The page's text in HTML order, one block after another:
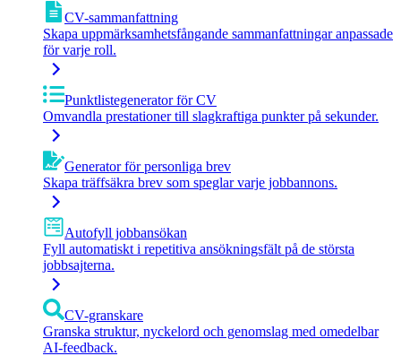
CV-sammanfattning
Skapa uppmärksamhetsfångande sammanfattningar anpassade
för varje roll.
Punktlistegenerator för CV
Omvandla prestationer till slagkraftiga punkter på sekunder.
Generator för personliga brev
Skapa träffsäkra brev som speglar varje jobbannons.
Autofyll jobbansökan
Fyll automatiskt i repetitiva ansökningsfält på de största
jobbsajterna.
CV-granskare
Granska struktur, nyckelord och genomslag med omedelbar
AI-feedback.